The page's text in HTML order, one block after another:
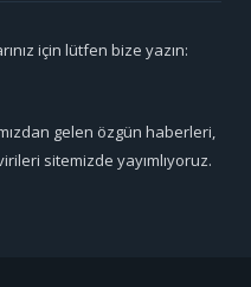
için lütfen bize yazın:
gelen özgün haberleri,
sitemizde yayımlıyoruz.